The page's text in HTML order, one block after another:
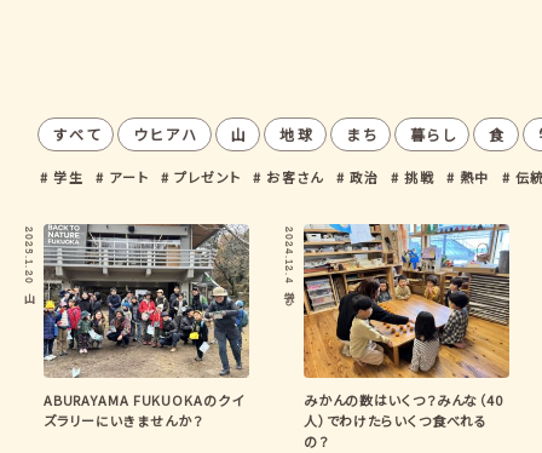
すべて ウヒアハ 山 地球 まち 暮らし 食
学生 アート プレゼント お客さん 政治 挑戦 熱中 伝
2025.1.20
山
ABURAYAMA FUKUOKAのクイ
ズラリーにいきませんか？
2024.12.4
学び
みかんの数はいくつ？みんな（40
人）でわけたらいくつ食べれる
の？